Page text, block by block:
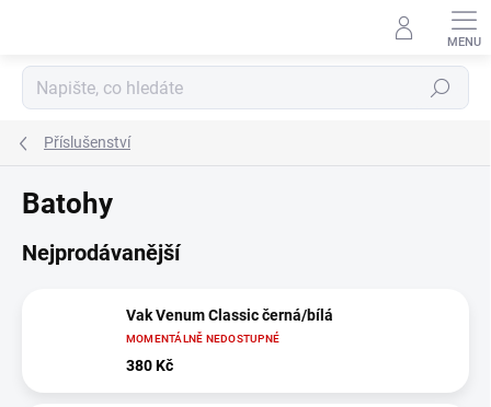
Hledat
Příslušenství
Batohy
Nejprodávanější
Vak Venum Classic černá/bílá
MOMENTÁLNĚ NEDOSTUPNÉ
380 Kč